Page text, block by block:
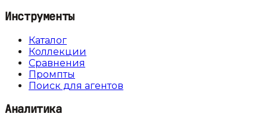
Инструменты
Каталог
Коллекции
Сравнения
Промпты
Поиск для агентов
Аналитика